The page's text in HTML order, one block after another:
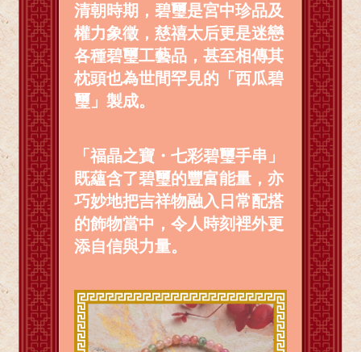
清朝時期，碧璽是宮中珍品及
權力象徵，慈禧太后更是迷戀
各種碧璽工藝品，甚至相傳其
枕頭也為世間罕見的「西瓜碧
璽」製成。
「福晶之寶・七彩碧璽手串」
既蘊含了碧璽的豐富能量，亦
巧妙地把吉祥物融入日常配搭
的飾物當中，令人時刻裡外更
添自信與力量。